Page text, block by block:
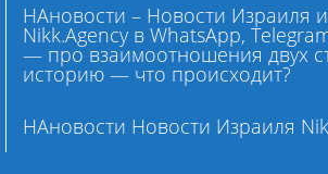
НАновости – Новости Израиля
Nikk.Agency в WhatsApp,
— про взаимоотношения двух
историю — что происходит?
НАновости Новости Израиля